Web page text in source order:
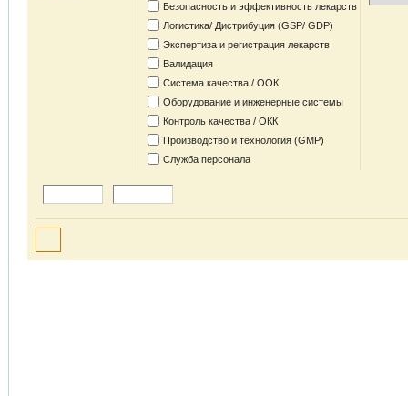
Безопасность и эффективность лекарств
Логистика/ Дистрибуция (GSP/ GDP)
Экспертиза и регистрация лекарств
Валидация
Система качества / ООК
Оборудование и инженерные системы
Контроль качества / ОКК
Производство и технология (GMP)
Служба персонала